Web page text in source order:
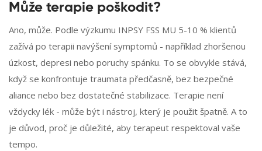
Může terapie poškodit?
Ano, může. Podle výzkumu INPSY FSS MU 5-10 % klientů
zažívá po terapii navýšení symptomů - například zhoršenou
úzkost, depresi nebo poruchy spánku. To se obvykle stává,
když se konfrontuje traumata předčasně, bez bezpečné
aliance nebo bez dostatečné stabilizace. Terapie není
vždycky lék - může být i nástroj, který je použit špatně. A to
je důvod, proč je důležité, aby terapeut respektoval vaše
tempo.